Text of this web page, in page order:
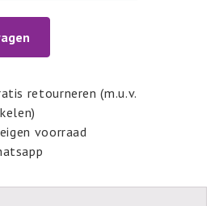
retourneren (m.u.v.
voorraad